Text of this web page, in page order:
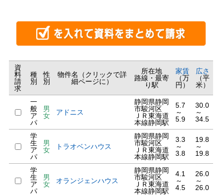
資
料
請
求
種
別
性
別
物件名（クリックで詳
細ページに）
所在地
路線・最寄
り駅
家賃
（万
円）
広さ
（平
米）
一
般
ア
パ
男
女
アドニス
静岡県静岡
市駿河区
ＪＲ東海道
本線静岡駅
5.7
～
5.9
30.0
～
34.5
学
生
ア
パ
男
女
トラオベンハウス
静岡県静岡
市駿河区
ＪＲ東海道
本線静岡駅
3.3
～
3.8
19.8
～
19.8
学
生
ア
パ
男
女
オランジェンハウス
静岡県静岡
市駿河区
ＪＲ東海道
本線静岡駅
4.1
～
4.5
26.0
～
26.0